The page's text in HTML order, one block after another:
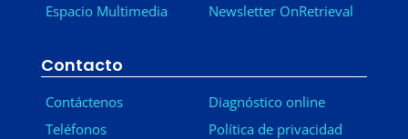
Espacio Multimedia
Newsletter OnRetrieval
Contacto
Contáctenos
Teléfonos
Diagnóstico online
Política de privacidad